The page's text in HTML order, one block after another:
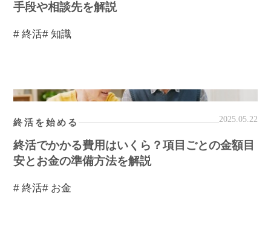
手段や相談先を解説
# 終活# 知識
終活を始める 2025.05.22
終活でかかる費用はいくら？項目ごとの金額目
安とお金の準備方法を解説
# 終活# お金